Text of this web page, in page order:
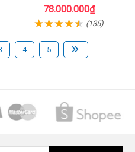
giá tốt
78.000.000₫
(135)
4 5